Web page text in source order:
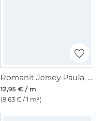
Romanit Jersey Paula, petrol
12,95 € / m
(8,63 € / 1 m²)